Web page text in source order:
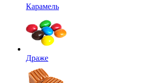
Карамель
Драже